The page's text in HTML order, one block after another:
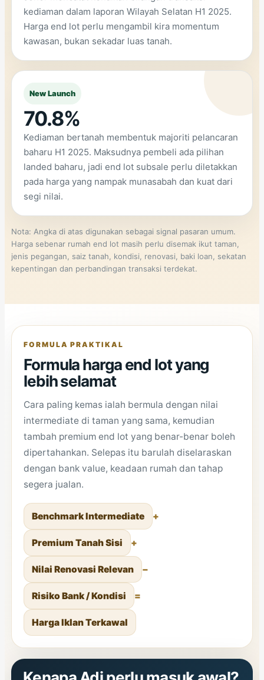
kediaman dalam laporan Wilayah Selatan H1 2025.
Harga end lot perlu mengambil kira momentum
kawasan, bukan sekadar luas tanah.
New Launch
70.8%
Kediaman bertanah membentuk majoriti pelancaran
baharu H1 2025. Maksudnya pembeli ada pilihan
landed baharu, jadi end lot subsale perlu diletakkan
pada harga yang nampak munasabah dan kuat dari
segi nilai.
Nota: Angka di atas digunakan sebagai signal pasaran umum.
Harga sebenar rumah end lot masih perlu disemak ikut taman,
jenis pegangan, saiz tanah, kondisi, renovasi, baki loan, sekatan
kepentingan dan perbandingan transaksi terdekat.
FORMULA PRAKTIKAL
Formula harga end lot yang
lebih selamat
Cara paling kemas ialah bermula dengan nilai
intermediate di taman yang sama, kemudian
tambah premium end lot yang benar-benar boleh
dipertahankan. Selepas itu barulah diselaraskan
dengan bank value, keadaan rumah dan tahap
segera jualan.
Benchmark Intermediate +
Premium Tanah Sisi +
Nilai Renovasi Relevan −
Risiko Bank / Kondisi =
Harga Iklan Terkawal